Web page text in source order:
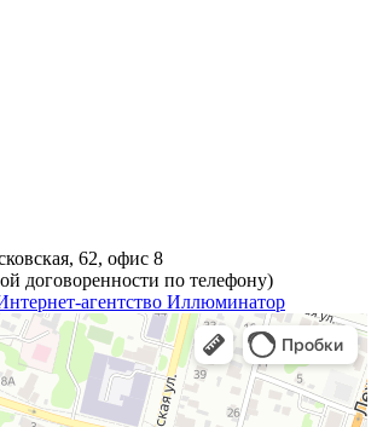
62, офис 8
договоренности по телефону)
агентство Иллюминатор